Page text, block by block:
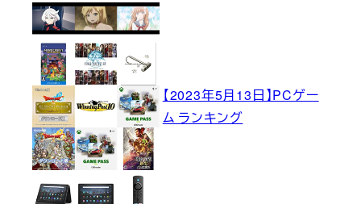
【2023年5月13日】PCゲー
ム ランキング